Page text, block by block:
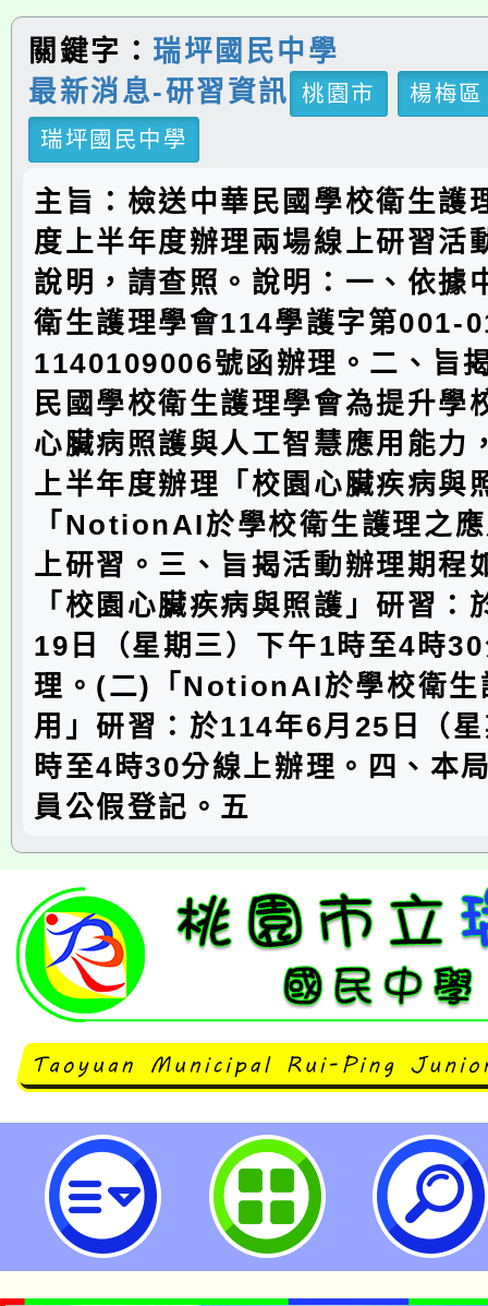
關鍵字： 瑞坪國民中學
最新消息-研習資訊
桃園市
楊梅區
瑞坪國民中學
主旨：檢送中華民國學校衛生護
度上半年度辦理兩場線上研習活
說明，請查照。說明：一、依據
衛生護理學會114學護字第001-
1140109006號函辦理。二、旨
民國學校衛生護理學會為提升學
心臟病照護與人工智慧應用能力
上半年度辦理「校園心臟疾病與
「NotionAI於學校衛生護理之
上研習。三、旨揭活動辦理期程
「校園心臟疾病與照護」研習：
19日（星期三）下午1時至4時
理。(二)「NotionAI於學校衛生
用」研習：於114年6月25日（
時至4時30分線上辦理。四、本
員公假登記。五
中華民國學校衛生護理學會114年
兩場線上研習活動資訊-桃園市立